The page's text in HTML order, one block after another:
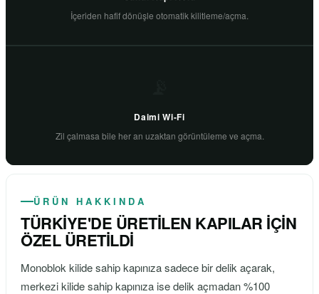
İçeriden hafif dönüşle otomatik kilitleme/açma.
Daimi Wi-Fi
Zil çalmasa bile her an uzaktan görüntüleme ve açma.
ÜRÜN HAKKINDA
TÜRKİYE'DE ÜRETİLEN KAPILAR İÇİN
ÖZEL ÜRETİLDİ
Monoblok kilide sahip kapınıza sadece bir delik açarak,
merkezi kilide sahip kapınıza ise delik açmadan %100